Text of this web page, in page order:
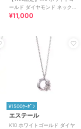
ールド ダイヤモンド ネックレ
ス
¥11,000
¥1500ｸｰﾎﾟﾝ
エステール
K10 ホワイトゴールド ダイヤ